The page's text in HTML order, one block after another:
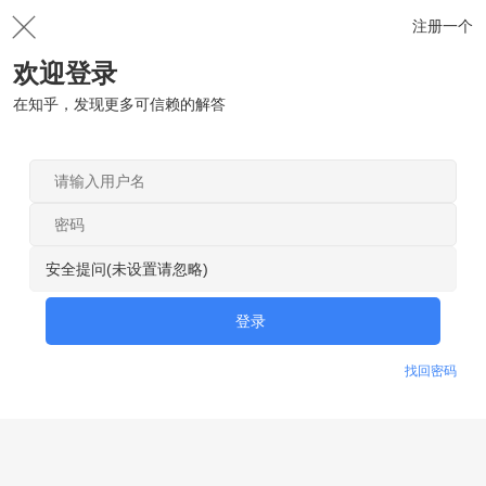
注册一个
欢迎登录
在知乎，发现更多可信赖的解答
安全提问(未设置请忽略)
登录
找回密码